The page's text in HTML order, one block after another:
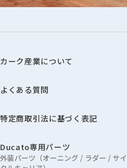
カーク産業について
よくある質問
特定商取引法に基づく表記
Ducato専用パーツ
外装パーツ（オーニング / ラダー / サイ